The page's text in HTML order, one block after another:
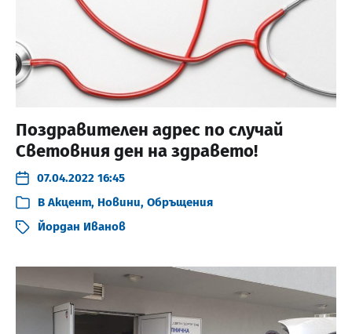
Поздравителен адрес по случай
Световния ден на здравето!
07.04.2022 16:45
В Акцент, Новини, Обръщения
Йордан Иванов